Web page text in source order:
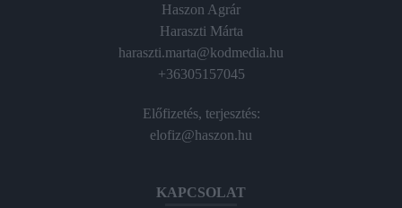
Haszon Agrár
Haraszti Márta
haraszti.marta@kodmedia.hu
+36305157045
Előfizetés, terjesztés:
elofiz@haszon.hu
KAPCSOLAT